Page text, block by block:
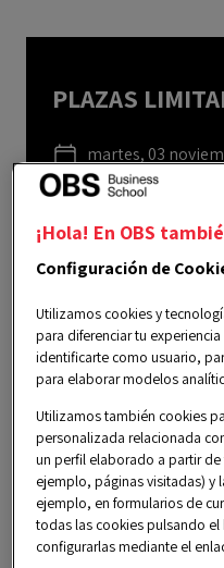
PLAZAS
martes, 03
7:00 pm a 9:00 pm
Español
Profesionales.
REGISTRARSE EN
Este servicio está
ALUMNIS
¡Hola! En OBS
Configuración de
Utilizamos cookies y
para diferenciar tu
identificarte como usuario,
para elaborar modelos
Utilizamos también cookies
personalizada relacionada
un perfil elaborado a partir
ejemplo, páginas visitadas) y
ejemplo, en formularios de
todas las cookies pulsando
configurarlas mediante el